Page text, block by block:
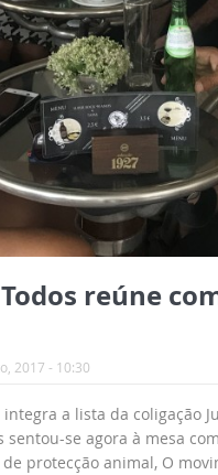
reúne
2017 - 10:30
a lista da coligação
se agora à mesa
protecção animal, O